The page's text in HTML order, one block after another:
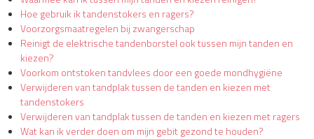
Hoe gebruik ik tandenstokers en ragers?
Voorzorgsmaatregelen bij zwangerschap
Reinigt de elektrische tandenborstel ook tussen mijn tanden en
kiezen?
Voorkom ontstoken tandvlees door een goede mondhygiëne
Verwijderen van tandplak tussen de tanden en kiezen met
tandenstokers
Verwijderen van tandplak tussen de tanden en kiezen met ragers
Wat kan ik verder doen om mijn gebit gezond te houden?